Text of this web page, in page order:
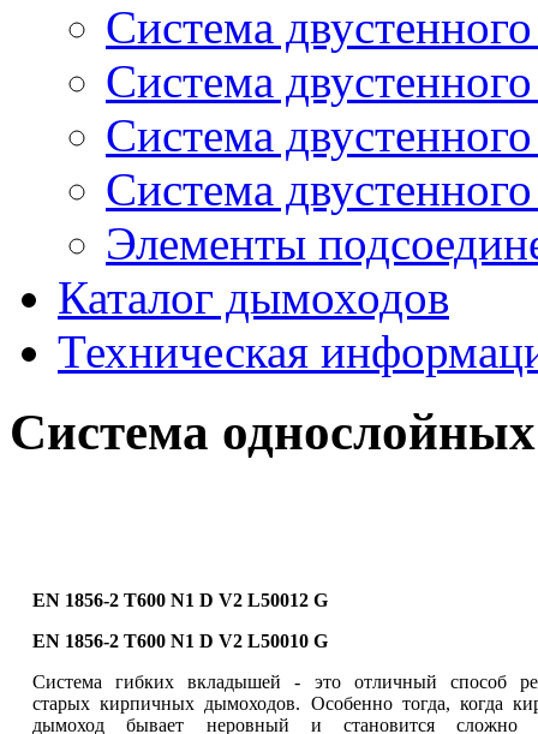
Система
Система
Система
Система
Элементы
Каталог дымоходов
Техническая
Система
EN 1856-2 T600 N1 D V2 L50012 G
EN 1856-2 T600 N1 D V2 L50010 G
Система гибких вкладышей - это отличный способ
старых кирпичных дымоходов. Особенно тогда, когда
дымоход бывает неровный и становится